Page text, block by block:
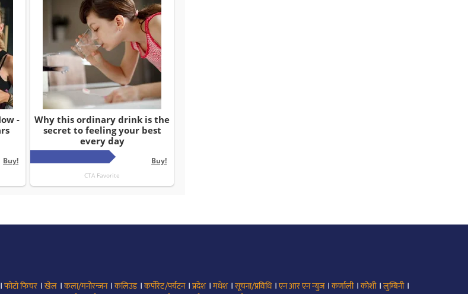
।फोटो फिचर ।खेल ।कला/मनोरन्जन।कलिउड।कर्पोरेट/पर्यटन।प्रदेश।मधेश।सूचना/प्रविधि।एन आर एन न्युज।कर्णाली।कोशी।लुम्बिनी।